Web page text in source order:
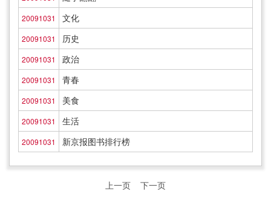
20091031 文化
20091031 历史
20091031 政治
20091031 青春
20091031 美食
20091031 生活
20091031 新京报图书排行榜
上一页 下一页